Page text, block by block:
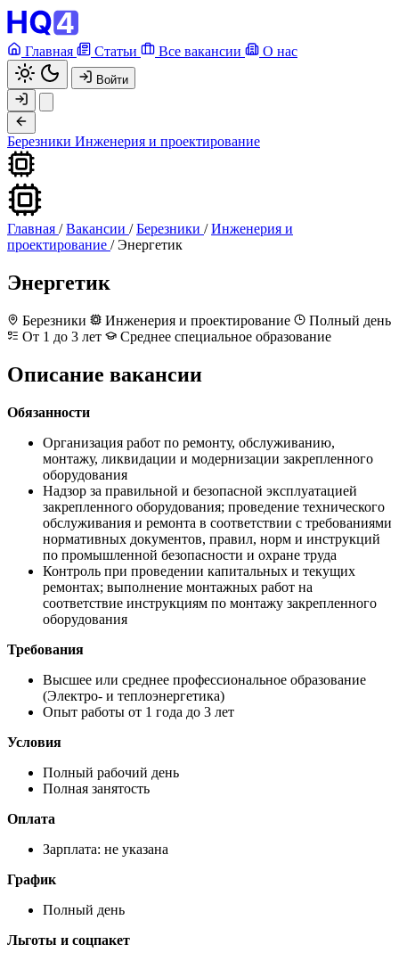
Главная Статьи Все вакансии О нас
Войти
Березники Инженерия и проектирование
Главная / Вакансии / Березники / Инженерия и
проектирование / Энергетик
Энергетик
Березники Инженерия и проектирование
Полный день
От 1 до 3 лет
Среднее специальное образование
Описание вакансии
Обязанности
Организация работ по ремонту, обслуживанию,
монтажу, ликвидации и модернизации закрепленного
оборудования
Надзор за правильной и безопасной эксплуатацией
закрепленного оборудования; проведение технического
обслуживания и ремонта в соответствии с требованиями
нормативных документов, правил, норм и инструкций
по промышленной безопасности и охране труда
Контроль при проведении капитальных и текущих
ремонтах; выполнение монтажных работ на
соответствие инструкциям по монтажу закрепленного
оборудования
Требования
Высшее или среднее профессиональное образование
(Электро- и теплоэнергетика)
Опыт работы от 1 года до 3 лет
Условия
Полный рабочий день
Полная занятость
Оплата
Зарплата: не указана
График
Полный день
Льготы и соцпакет